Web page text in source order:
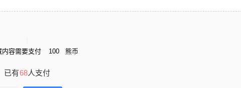
内容需要支付 100 熊币
已有68人支付